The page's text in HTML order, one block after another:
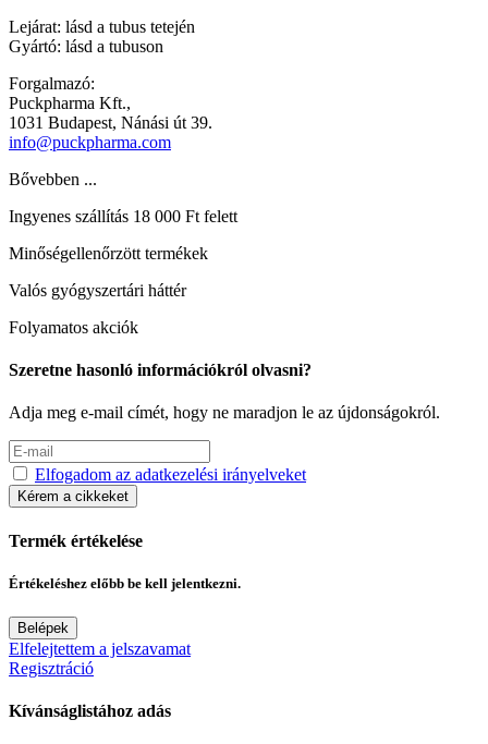
Lejárat: lásd a tubus tetején
Gyártó: lásd a tubuson
Forgalmazó:
Puckpharma Kft.,
1031 Budapest, Nánási út 39.
info@puckpharma.com
Bővebben ...
Ingyenes szállítás 18 000 Ft felett
Minőségellenőrzött termékek
Valós gyógyszertári háttér
Folyamatos akciók
Szeretne hasonló információkról olvasni?
Adja meg e-mail címét, hogy ne maradjon le az újdonságokról.
Elfogadom az adatkezelési irányelveket
Kérem a cikkeket
Termék értékelése
Értékeléshez előbb be kell jelentkezni.
Belépek
Elfelejtettem a jelszavamat
Regisztráció
Kívánságlistához adás